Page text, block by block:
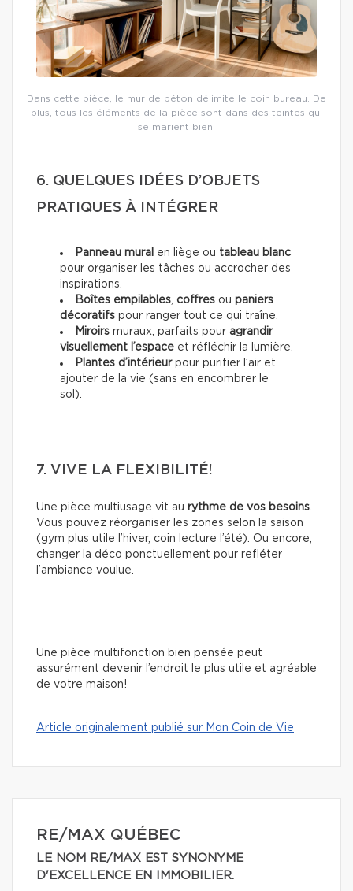
Dans cette pièce, le mur de béton délimite le coin bureau. De
plus, tous les éléments de la pièce sont dans des teintes qui
se marient bien.
6. QUELQUES IDÉES D’OBJETS
PRATIQUES À INTÉGRER
Panneau mural en liège ou tableau blanc
pour organiser les tâches ou accrocher des
inspirations.
Boîtes empilables, coffres ou paniers
décoratifs pour ranger tout ce qui traîne.
Miroirs muraux, parfaits pour agrandir
visuellement l’espace et réfléchir la lumière.
Plantes d’intérieurpour purifier l’air et
ajouter de la vie (sans en encombrer le
sol).
7. VIVE LA FLEXIBILITÉ!
Une pièce multiusage vit au rythme de vos besoins.
Vous pouvez réorganiser les zones selon la saison
(gym plus utile l’hiver, coin lecture l’été). Ou encore,
changer la déco ponctuellement pour refléter
l’ambiance voulue.
Une pièce multifonction bien pensée peut
assurément devenir l’endroit le plus utile et agréable
de votre maison!
Article originalement publié sur Mon Coin de Vie
RE/MAX QUÉBEC
LE NOM RE/MAX EST SYNONYME
D'EXCELLENCE EN IMMOBILIER.